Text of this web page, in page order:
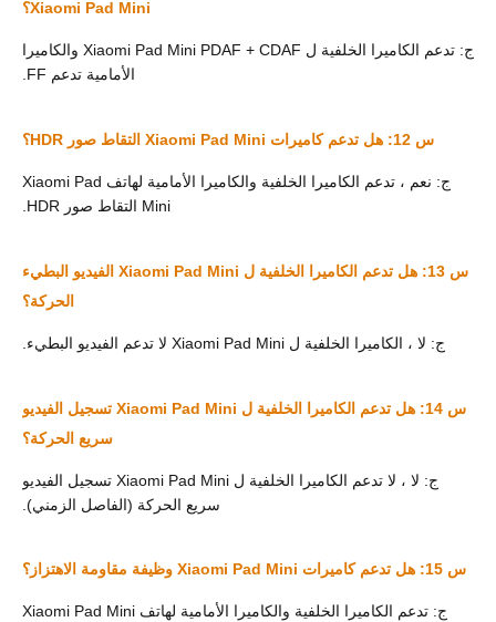
Xiaomi Pad Mini؟
ج: تدعم الكاميرا الخلفية ل Xiaomi Pad Mini PDAF + CDAF والكاميرا
الأمامية تدعم FF.
س 12: هل تدعم كاميرات Xiaomi Pad Mini التقاط صور HDR؟
ج: نعم ، تدعم الكاميرا الخلفية والكاميرا الأمامية لهاتف Xiaomi Pad
Mini التقاط صور HDR.
س 13: هل تدعم الكاميرا الخلفية ل Xiaomi Pad Mini الفيديو البطيء
الحركة؟
ج: لا ، الكاميرا الخلفية ل Xiaomi Pad Mini لا تدعم الفيديو البطيء.
س 14: هل تدعم الكاميرا الخلفية ل Xiaomi Pad Mini تسجيل الفيديو
سريع الحركة؟
ج: لا ، لا تدعم الكاميرا الخلفية ل Xiaomi Pad Mini تسجيل الفيديو
سريع الحركة (الفاصل الزمني).
س 15: هل تدعم كاميرات Xiaomi Pad Mini وظيفة مقاومة الاهتزاز؟
ج: تدعم الكاميرا الخلفية والكاميرا الأمامية لهاتف Xiaomi Pad Mini